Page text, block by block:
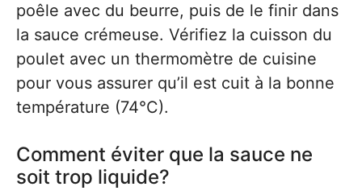
poêle avec du beurre, puis de le finir dans
la sauce crémeuse. Vérifiez la cuisson du
poulet avec un thermomètre de cuisine
pour vous assurer qu’il est cuit à la bonne
température (74°C).
Comment éviter que la sauce ne
soit trop liquide?